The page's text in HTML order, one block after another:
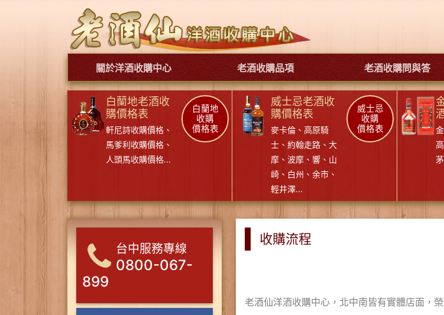
關於洋酒收購中心 老酒收購品項 老酒收購問與答
白蘭地老酒收
購價格表
軒尼詩收購價格 、
馬爹利收購價格 、
人頭馬收購價格...
白蘭地
收購
價格表
威士忌老酒收
購價格表
麥卡倫 、 高原騎
士 、 約翰走路 、 大
摩 、 波摩 、 響 、 山
崎 、 白州 、 余市 、
輕井澤...
威士忌
收購
價格表
收購流程
老酒仙洋酒收購中心，北中南皆有實體店面，
台中服務專線
0800-067-
899